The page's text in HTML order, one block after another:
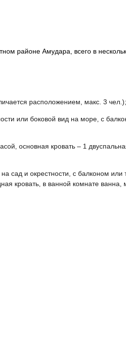
районе Амудара, всего в
расположением, макс. 3 чел.);
или боковой вид на море, с
основная кровать – 1
сад и окрестности, с балконом или
кровать, в ванной комнате ванна,